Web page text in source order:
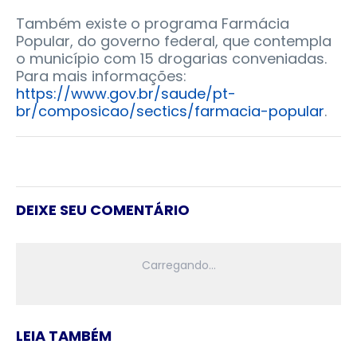
Também existe o programa Farmácia
Popular, do governo federal, que contempla
o município com 15 drogarias conveniadas.
Para mais informações:
https://www.gov.br/saude/pt-
br/composicao/sectics/farmacia-popular.
DEIXE SEU COMENTÁRIO
LEIA TAMBÉM